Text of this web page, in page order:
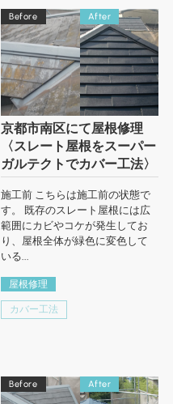
Before After
京都市南区にて屋根修理
〈スレート屋根をスーパー
ガルテクトでカバー工法〉
施工前 こちらは施工前の状態で
す。 既存のスレート屋根には広
範囲にカビやコケが発生してお
り、屋根全体が緑色に変色して
いる...
屋根修理
カバー工法
Before After